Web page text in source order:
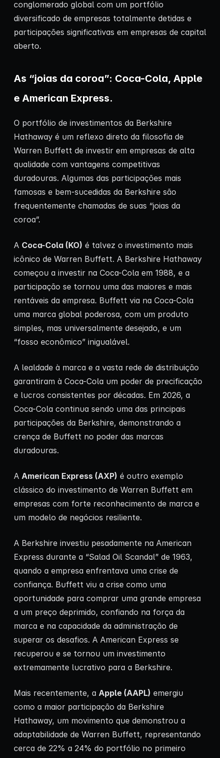
conglomerado global com um portfólio
diversificado de empresas totalmente detidas e
participações significativas em empresas de capital
aberto.
As “joias da coroa”: Coca-Cola, Apple
e American Express.
O portfólio de investimentos da Berkshire
Hathaway é um reflexo direto da filosofia de
Warren Buffett de investir em empresas de alta
qualidade com vantagens competitivas
duradouras. Algumas das participações mais
famosas e bem-sucedidas da Berkshire são
frequentemente chamadas de suas “joias da
coroa”.
A Coca-Cola (KO) é talvez o investimento mais
icônico de Warren Buffett. A Berkshire Hathaway
começou a investir na Coca-Cola em 1988, e a
participação se tornou uma das maiores e mais
rentáveis da empresa. Buffett via na Coca-Cola
uma marca global poderosa, com um produto
simples, mas universalmente desejado, e um
“fosso econômico” inigualável.
A lealdade à marca e a vasta rede de distribuição
garantiram à Coca-Cola um poder de precificação
e lucros consistentes por décadas. Em 2026, a
Coca-Cola continua sendo uma das principais
participações da Berkshire, demonstrando a
crença de Buffett no poder das marcas
duradouras.
A American Express (AXP) é outro exemplo
clássico do investimento de Warren Buffett em
empresas com forte reconhecimento de marca e
um modelo de negócios resiliente.
A Berkshire investiu pesadamente na American
Express durante a “Salad Oil Scandal” de 1963,
quando a empresa enfrentava uma crise de
confiança. Buffett viu a crise como uma
oportunidade para comprar uma grande empresa
a um preço deprimido, confiando na força da
marca e na capacidade da administração de
superar os desafios. A American Express se
recuperou e se tornou um investimento
extremamente lucrativo para a Berkshire.
Mais recentemente, a Apple (AAPL) emergiu
como a maior participação da Berkshire
Hathaway, um movimento que demonstrou a
adaptabilidade de Warren Buffett, representando
cerca de 22% a 24% do portfólio no primeiro